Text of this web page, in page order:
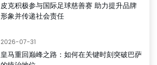
皮克积极参与国际足球慈善赛 助力提升品牌
形象并传递社会责任
2026-07-31
皇马重回巅峰之路：如何在关键时刻突破巴萨